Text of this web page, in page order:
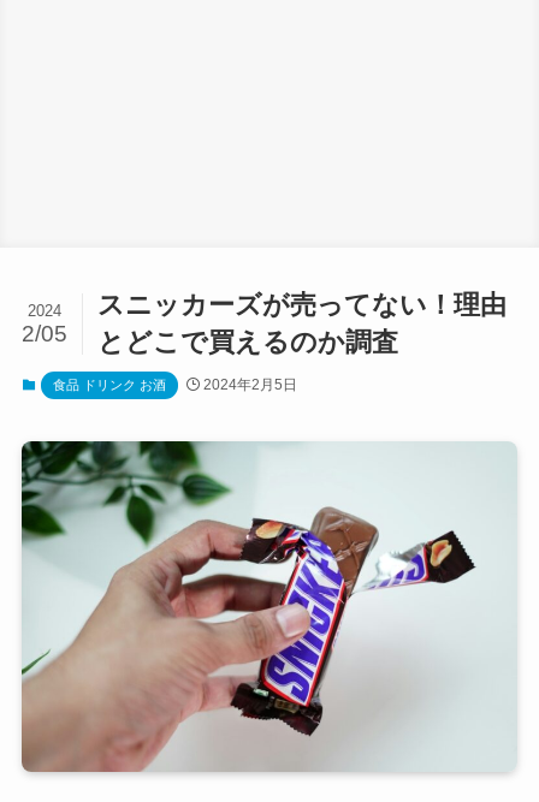
スニッカーズが売ってない！理由
とどこで買えるのか調査
2024
2/05
食品 ドリンク お酒 2024年2月5日